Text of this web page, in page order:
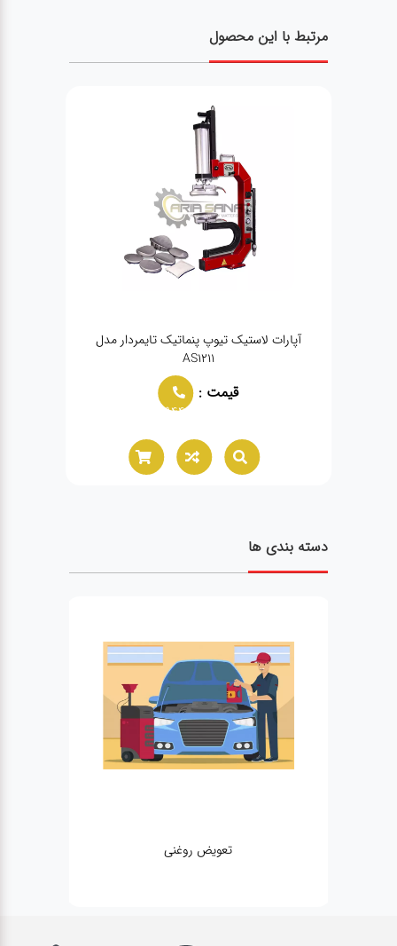
مرتبط با این محصول
آپارات لاستیک تیوپ پنماتیک تایمردار مدل
AS1211
قیمت :
02166021944
دسته بندی ها
تعویض روغنی